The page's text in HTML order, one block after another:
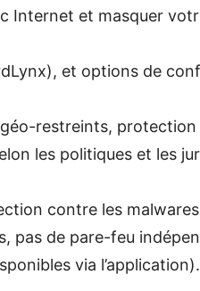
et masquer
et options de
restreints,
les politiques et les
contre les
pas de pare-feu
via l’application).